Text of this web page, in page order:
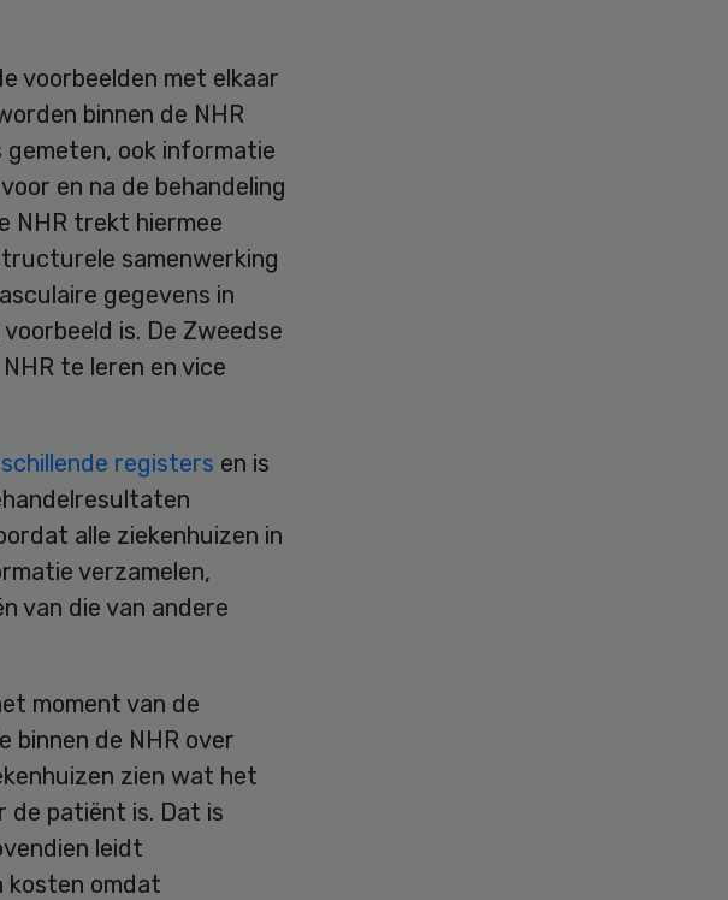
voorbeelden met elkaar
binnen de NHR
ook informatie
en na de behandeling
NHR trekt hiermee
samenwerking
gegevens in
is. De Zweedse
te leren en vice
registers en is
alle ziekenhuizen in
verzamelen,
van die van andere
moment van de
de NHR over
zien wat het
de patiënt is. Dat is
leidt
kosten omdat